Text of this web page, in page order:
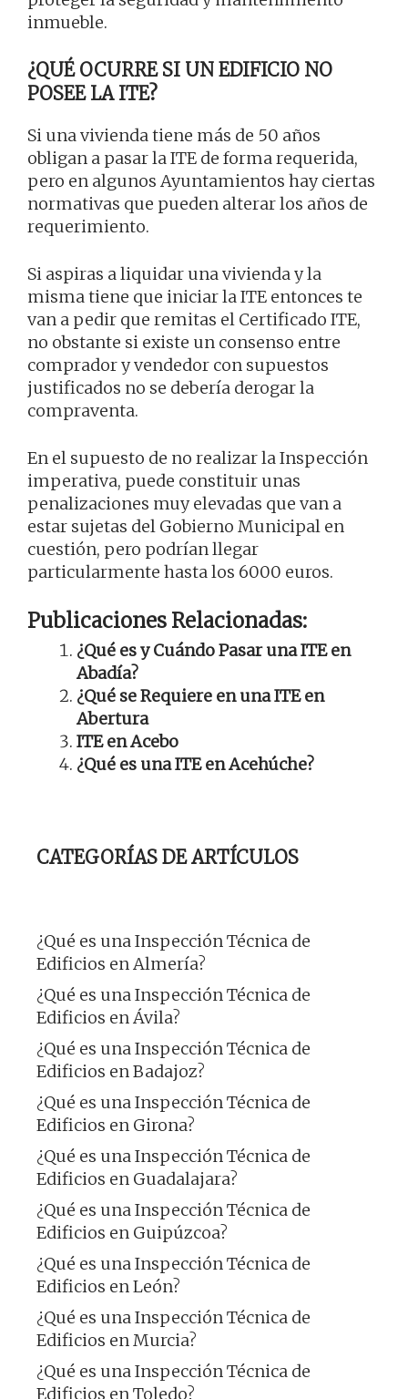
inmueble.
¿QUÉ OCURRE SI UN EDIFICIO NO
POSEE LA ITE?
Si una vivienda tiene más de 50 años
obligan a pasar la ITE de forma requerida,
pero en algunos Ayuntamientos hay ciertas
normativas que pueden alterar los años de
requerimiento.
Si aspiras a liquidar una vivienda y la
misma tiene que iniciar la ITE entonces te
van a pedir que remitas el Certificado ITE,
no obstante si existe un consenso entre
comprador y vendedor con supuestos
justificados no se debería derogar la
compraventa.
En el supuesto de no realizar la Inspección
imperativa, puede constituir unas
penalizaciones muy elevadas que van a
estar sujetas del Gobierno Municipal en
cuestión, pero podrían llegar
particularmente hasta los 6000 euros.
Publicaciones Relacionadas:
¿Qué es y Cuándo Pasar una ITE en
Abadía?
¿Qué se Requiere en una ITE en
Abertura
ITE en Acebo
¿Qué es una ITE en Acehúche?
CATEGORÍAS DE ARTÍCULOS
¿Qué es una Inspección Técnica de
Edificios en Almería?
¿Qué es una Inspección Técnica de
Edificios en Ávila?
¿Qué es una Inspección Técnica de
Edificios en Badajoz?
¿Qué es una Inspección Técnica de
Edificios en Girona?
¿Qué es una Inspección Técnica de
Edificios en Guadalajara?
¿Qué es una Inspección Técnica de
Edificios en Guipúzcoa?
¿Qué es una Inspección Técnica de
Edificios en León?
¿Qué es una Inspección Técnica de
Edificios en Murcia?
¿Qué es una Inspección Técnica de
Edificios en Toledo?